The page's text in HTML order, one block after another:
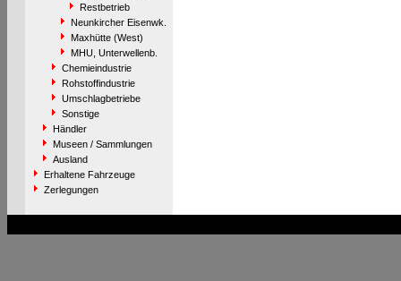
Restbetrieb
Neunkircher Eisenwk.
Maxhütte (West)
MHU, Unterwellenb.
Chemieindustrie
Rohstoffindustrie
Umschlagbetriebe
Sonstige
Händler
Museen / Sammlungen
Ausland
Erhaltene Fahrzeuge
Zerlegungen